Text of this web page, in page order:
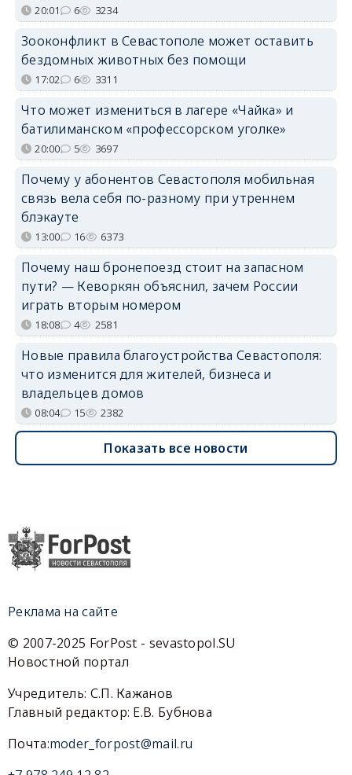
20:01 6 3234
Зооконфликт в Севастополе может оставить
бездомных животных без помощи
17:02 6 3311
Что может измениться в лагере «Чайка» и
батилиманском «профессорском уголке»
20:00 5 3697
Почему у абонентов Севастополя мобильная
связь вела себя по-разному при утреннем
блэкауте
13:00 16 6373
Почему наш бронепоезд стоит на запасном
пути? — Кеворкян объяснил, зачем России
играть вторым номером
18:08 4 2581
Новые правила благоустройства Севастополя:
что изменится для жителей, бизнеса и
владельцев домов
08:04 15 2382
Показать все новости
Реклама на сайте
© 2007-2025 ForPost - sevastopol.SU
Новостной портал
Учредитель: С.П. Кажанов
Главный редактор: Е.В. Бубнова
Почта:moder_forpost@mail.ru